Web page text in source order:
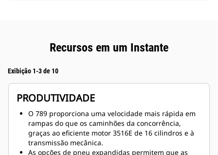
Recursos em um Instante
Exibição 1-3 de 10
PRODUTIVIDADE
O 789 proporciona uma velocidade mais rápida em
rampas do que os caminhões da concorrência,
graças ao eficiente motor 3516E de 16 cilindros e à
transmissão mecânica.
As opções de pneu expandidas permitem que as